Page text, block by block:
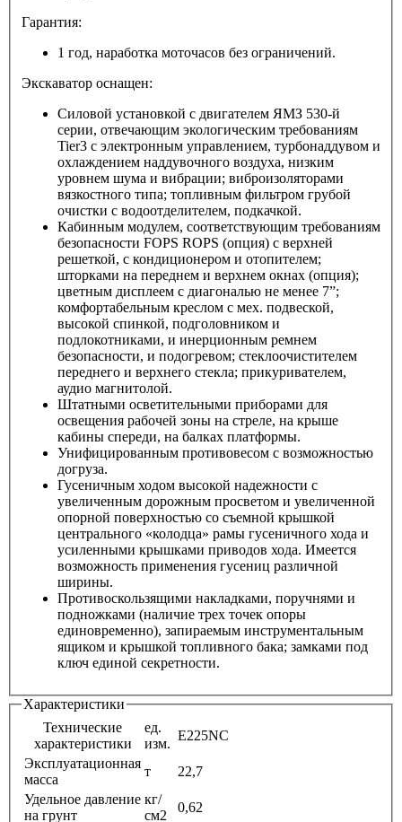
Гарантия:
1 год, наработка моточасов без ограничений.
Экскаватор оснащен:
Силовой установкой с двигателем ЯМЗ 530-й
серии, отвечающим экологическим требованиям
Tier3 с электронным управлением, турбонаддувом и
охлаждением наддувочного воздуха, низким
уровнем шума и вибрации; виброизоляторами
вязкостного типа; топливным фильтром грубой
очистки с водоотделителем, подкачкой.
Кабинным модулем, соответствующим требованиям
безопасности FOPS ROPS (опция) с верхней
решеткой, с кондиционером и отопителем;
шторками на переднем и верхнем окнах (опция);
цветным дисплеем с диагональю не менее 7”;
комфортабельным креслом с мех. подвеской,
высокой спинкой, подголовником и
подлокотниками, и инерционным ремнем
безопасности, и подогревом; стеклоочистителем
переднего и верхнего стекла; прикуривателем,
аудио магнитолой.
Штатными осветительными приборами для
освещения рабочей зоны на стреле, на крыше
кабины спереди, на балках платформы.
Унифицированным противовесом с возможностью
догруза.
Гусеничным ходом высокой надежности с
увеличенным дорожным просветом и увеличенной
опорной поверхностью со съемной крышкой
центрального «колодца» рамы гусеничного хода и
усиленными крышками приводов хода. Имеется
возможность применения гусениц различной
ширины.
Противоскользящими накладками, поручнями и
подножками (наличие трех точек опоры
единовременно), запираемым инструментальным
ящиком и крышкой топливного бака; замками под
ключ единой секретности.
Характеристики
Технические
характеристики
ед.
изм.
E225NC
Эксплуатационная
масса
т
22,7
Удельное давление
на грунт
кг/
см2
0,62